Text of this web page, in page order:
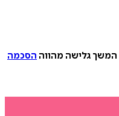
המשך גלישה מהווה הסכמה